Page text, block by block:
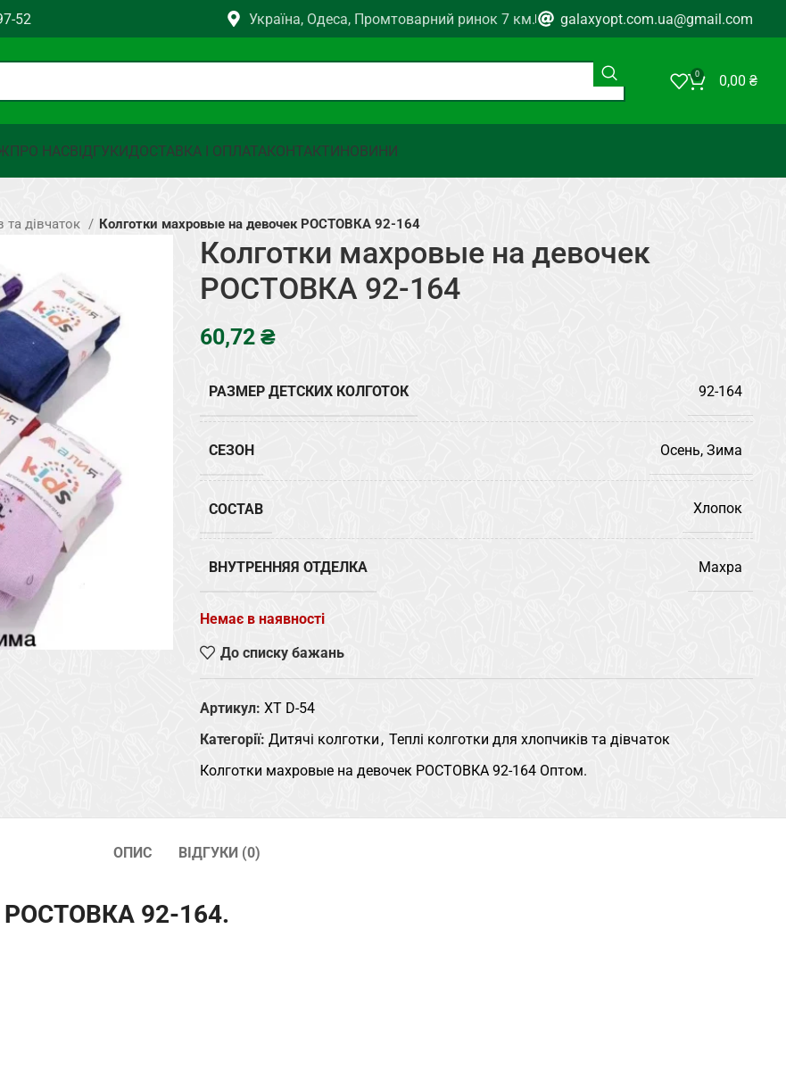
52 Україна, Одеса, Промтоварний ринок 7 км. galaxyopt.com.ua@gmail.com
0 0,00 ₴
ПРО НАСВІДГУКИДОСТАВКА І ОПЛАТАКОНТАКТИНОВИНИ
та дівчаток Колготки махровые на девочек РОСТОВКА 92-164
Колготки махровые на девочек
РОСТОВКА 92-164
₴
РАЗМЕР ДЕТСКИХ КОЛГОТОК 92-164
СЕЗОН Осень, Зима
СОСТАВ Хлопок
ВНУТРЕННЯЯ ОТДЕЛКА Махра
Немає в наявності
До списку бажань
Артикул: XT D-54
Категорії: Дитячі колготки , Теплі колготки для хлопчиків та дівчаток
Колготки махровые на девочек РОСТОВКА 92-164 Оптом.
ОПИС ВІДГУКИ (0)
РОСТОВКА 92-164.